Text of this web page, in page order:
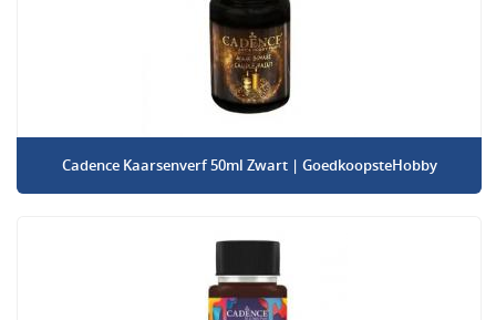
Cadence Kaarsenverf 50ml Zwart | GoedkoopsteHobby